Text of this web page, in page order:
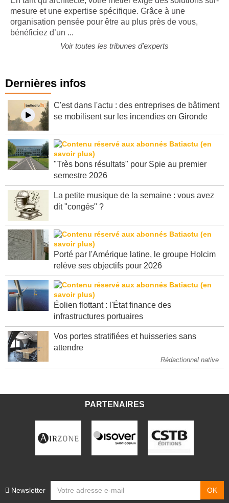
En tant qu’architecte, votre métier exige des solutions sur-
mesure et une expertise spécifique. Grâce à une
organisation pensée pour être au plus près de vous,
Dernières infos
C'est dans l'actu : des entreprises de bâtiment
"Très bons résultats" pour Spie au premier
La petite musique de la semaine : vous avez
Porté par l'Amérique latine, le groupe Holcim
Éolien flottant : l'État finance des
Vos portes stratifiées et huisseries sans
Rédactionnel native